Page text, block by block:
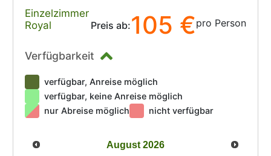
Einzelzimmer
Royal
Preis ab:105 €pro Person
Verfügbarkeit
verfügbar, Anreise möglich
verfügbar, keine Anreise möglich
nur Abreise möglich
nicht verfügbar
August 2026